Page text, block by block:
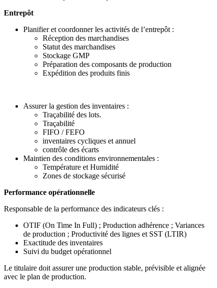
Entrepôt
Planifier et coordonner les activités de l’entrepôt :
Réception des marchandises
Statut des marchandises
Stockage GMP
Préparation des composants de production
Expédition des produits finis
Assurer la gestion des inventaires :
Traçabilité des lots.
Traçabilité
FIFO / FEFO
inventaires cycliques et annuel
contrôle des écarts
Maintien des conditions environnementales :
Température et Humidité
Zones de stockage sécurisé
Performance opérationnelle
Responsable de la performance des indicateurs clés :
OTIF (On Time In Full) ; Production adhérence ; Variances
de production ; Productivité des lignes et SST (LTIR)
Exactitude des inventaires
Suivi du budget opérationnel
Le titulaire doit assurer une production stable, prévisible et alignée
avec le plan de production.